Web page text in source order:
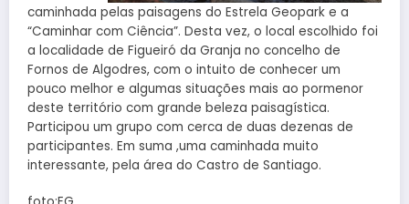
caminhada pelas paisagens do Estrela Geopark e a
“Caminhar com Ciência”. Desta vez, o local escolhido foi
a localidade de Figueiró da Granja no concelho de
Fornos de Algodres, com o intuito de conhecer um
pouco melhor e algumas situações mais ao pormenor
deste território com grande beleza paisagística.
Participou um grupo com cerca de duas dezenas de
participantes. Em suma ,uma caminhada muito
interessante, pela área do Castro de Santiago.